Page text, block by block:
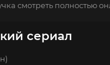
смотреть полностью
сериал